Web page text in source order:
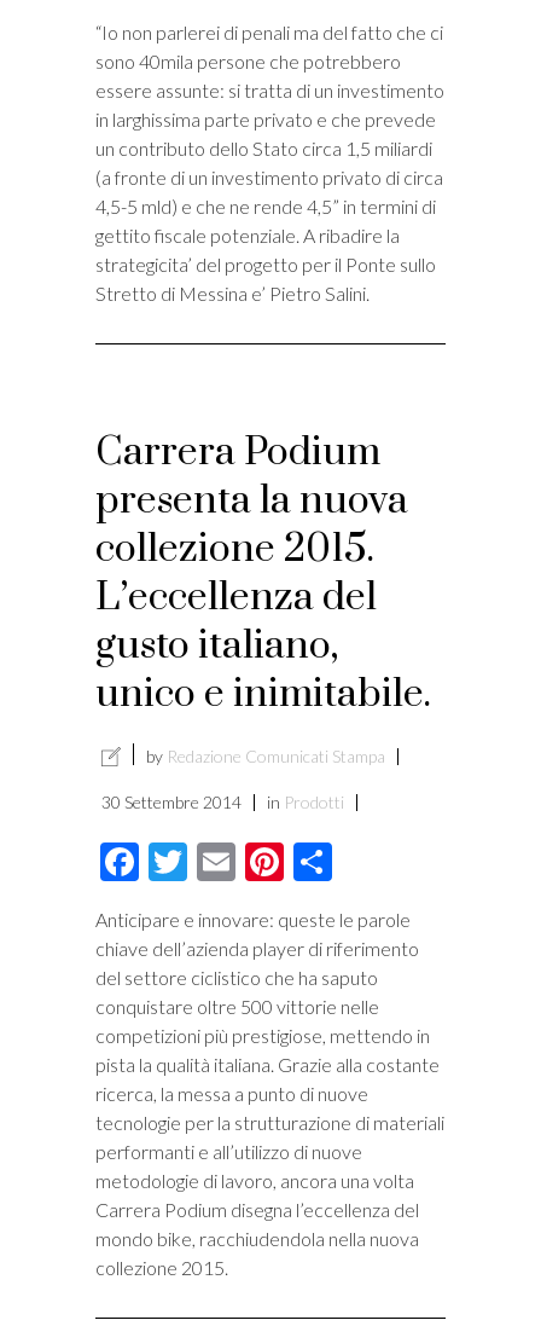
“Io non parlerei di penali ma del fatto che ci
sono 40mila persone che potrebbero
essere assunte: si tratta di un investimento
in larghissima parte privato e che prevede
un contributo dello Stato circa 1,5 miliardi
(a fronte di un investimento privato di circa
4,5-5 mld) e che ne rende 4,5” in termini di
gettito fiscale potenziale. A ribadire la
strategicita’ del progetto per il Ponte sullo
Stretto di Messina e’ Pietro Salini.
Carrera Podium
presenta la nuova
collezione 2015.
L’eccellenza del
gusto italiano,
unico e inimitabile.
by Redazione Comunicati Stampa
30 Settembre 2014 in Prodotti
Facebook
Twitter
EmailPinterest
Anticipare e innovare: queste le parole
chiave dell’azienda player di riferimento
del settore ciclistico che ha saputo
conquistare oltre 500 vittorie nelle
competizioni più prestigiose, mettendo in
pista la qualità italiana. Grazie alla costante
ricerca, la messa a punto di nuove
tecnologie per la strutturazione di materiali
performanti e all’utilizzo di nuove
metodologie di lavoro, ancora una volta
Carrera Podium disegna l’eccellenza del
mondo bike, racchiudendola nella nuova
collezione 2015.